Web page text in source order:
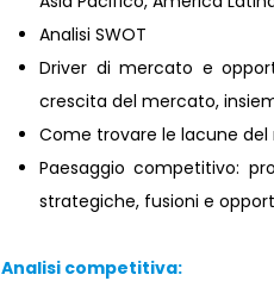
Analisi SWOT
Driver di mercato e
crescita del mercato,
Come trovare le lacune
Paesaggio competitivo:
strategiche, fusioni e
Analisi competitiva: